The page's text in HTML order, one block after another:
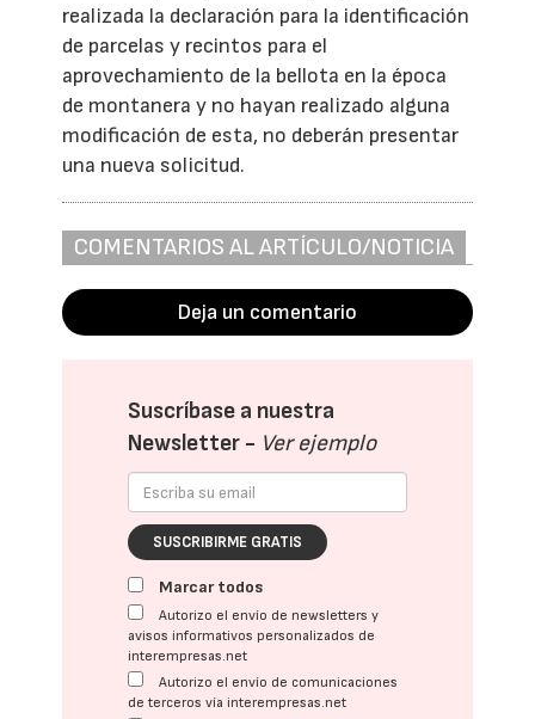
realizada la declaración para la identificación
de parcelas y recintos para el
aprovechamiento de la bellota en la época
de montanera y no hayan realizado alguna
modificación de esta, no deberán presentar
una nueva solicitud.
COMENTARIOS AL ARTÍCULO/NOTICIA
Deja un comentario
Suscríbase a nuestra
Newsletter - Ver ejemplo
SUSCRIBIRME GRATIS
Marcar todos
Autorizo el envío de newsletters y
avisos informativos personalizados de
interempresas.net
Autorizo el envío de comunicaciones
de terceros vía interempresas.net